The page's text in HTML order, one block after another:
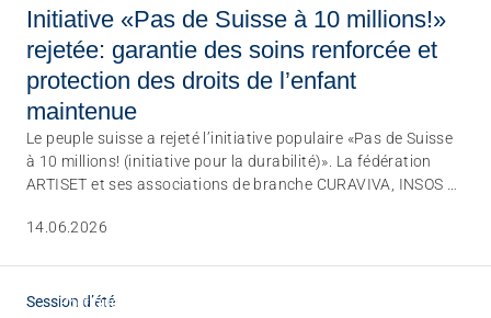
Politiques publiques
toutefois limité, car les exigences en matière de personnel et
de qualifications sont très élevées. La possibilité de faire
appel à des équipes mobiles de soins palliatifs revêt dès lors
une importance particulière.
Initiative «Pas de Suisse à 10 millions!»
rejetée: garantie des soins renforcée et
protection des droits de l’enfant
maintenue
Le peuple suisse a rejeté l’initiative populaire «Pas de Suisse
à 10 millions! (initiative pour la durabilité)». La fédération
ARTISET et ses associations de branche CURAVIVA, INSOS et
n’ait pas trouvé de majorité.
14.06.2026
Session d’été